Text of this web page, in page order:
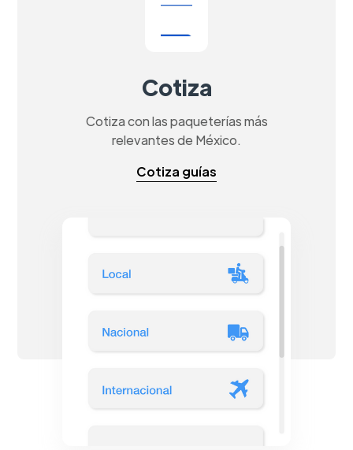
Cotiza
Cotiza con las paqueterías más
relevantes de México.
Cotiza guías